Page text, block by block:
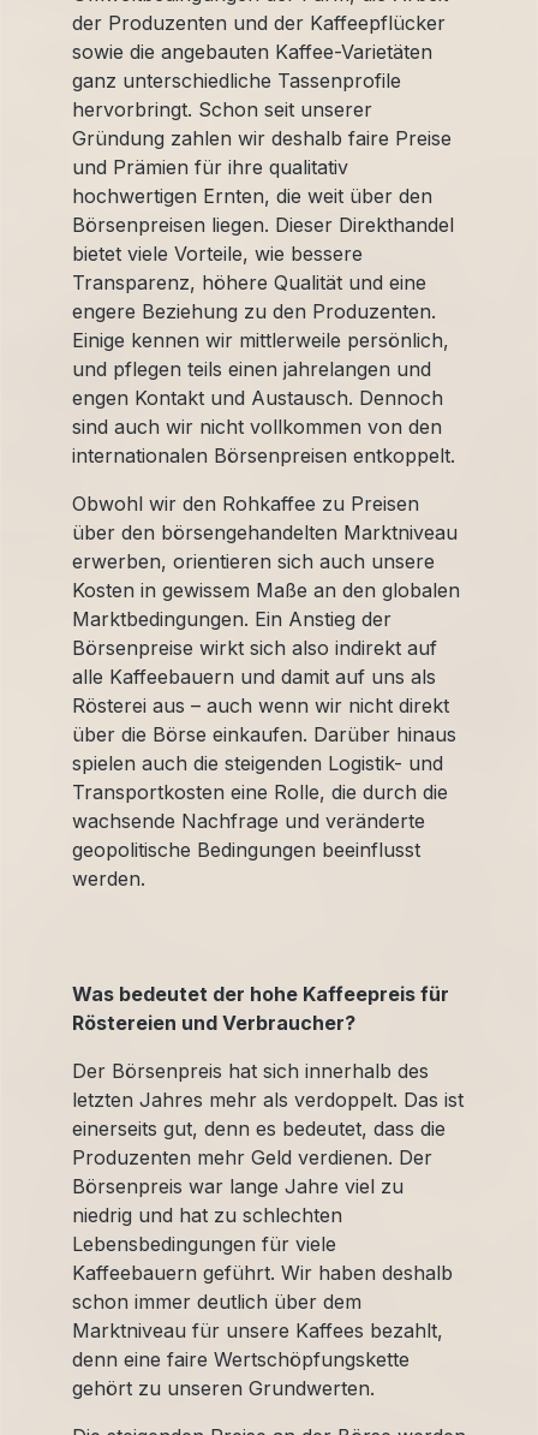
der Produzenten und der Kaffeepflücker
sowie die angebauten Kaffee-Varietäten
ganz unterschiedliche Tassenprofile
hervorbringt. Schon seit unserer
Gründung zahlen wir deshalb faire Preise
und Prämien für ihre qualitativ
hochwertigen Ernten, die weit über den
Börsenpreisen liegen. Dieser Direkthandel
bietet viele Vorteile, wie bessere
Transparenz, höhere Qualität und eine
engere Beziehung zu den Produzenten.
Einige kennen wir mittlerweile persönlich,
und pflegen teils einen jahrelangen und
engen Kontakt und Austausch. Dennoch
sind auch wir nicht vollkommen von den
internationalen Börsenpreisen entkoppelt.
Obwohl wir den Rohkaffee zu Preisen
über den börsengehandelten Marktniveau
erwerben, orientieren sich auch unsere
Kosten in gewissem Maße an den globalen
Marktbedingungen. Ein Anstieg der
Börsenpreise wirkt sich also indirekt auf
alle Kaffeebauern und damit auf uns als
Rösterei aus – auch wenn wir nicht direkt
über die Börse einkaufen. Darüber hinaus
spielen auch die steigenden Logistik- und
Transportkosten eine Rolle, die durch die
wachsende Nachfrage und veränderte
geopolitische Bedingungen beeinflusst
werden.
Was bedeutet der hohe Kaffeepreis für
Röstereien und Verbraucher?
Der Börsenpreis hat sich innerhalb des
letzten Jahres mehr als verdoppelt. Das ist
einerseits gut, denn es bedeutet, dass die
Produzenten mehr Geld verdienen. Der
Börsenpreis war lange Jahre viel zu
niedrig und hat zu schlechten
Lebensbedingungen für viele
Kaffeebauern geführt. Wir haben deshalb
schon immer deutlich über dem
Marktniveau für unsere Kaffees bezahlt,
denn eine faire Wertschöpfungskette
gehört zu unseren Grundwerten.